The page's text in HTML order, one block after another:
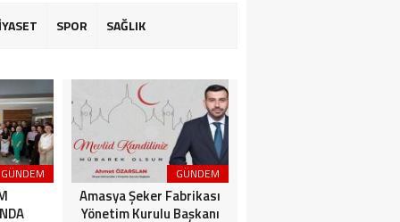
SPOR SAĞLIK
GÜNDEM GÜNDEM
Amasya Şeker Fabrikası
Yönetim Kurulu Başkanı